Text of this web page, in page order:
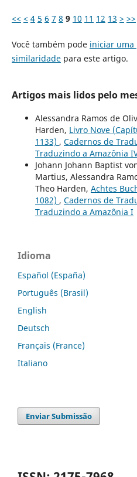
<< < 4 5 6 7 8 9 10 11 12 13 > >>
Você também pode iniciar uma
similaridadepara este artigo.
Artigos mais lidos pelo
Alessandra Ramos de
Harden, Livro Nove
1133) , Cadernos de
Traduzindo a Amazônia
Johann Johann Baptist
Martius, Alessandra
Theo Harden, Achtes
1082) , Cadernos de
Traduzindo a Amazônia I
Idioma
Español (España)
Português (Brasil)
English
Deutsch
Français (France)
Italiano
Enviar Submissão